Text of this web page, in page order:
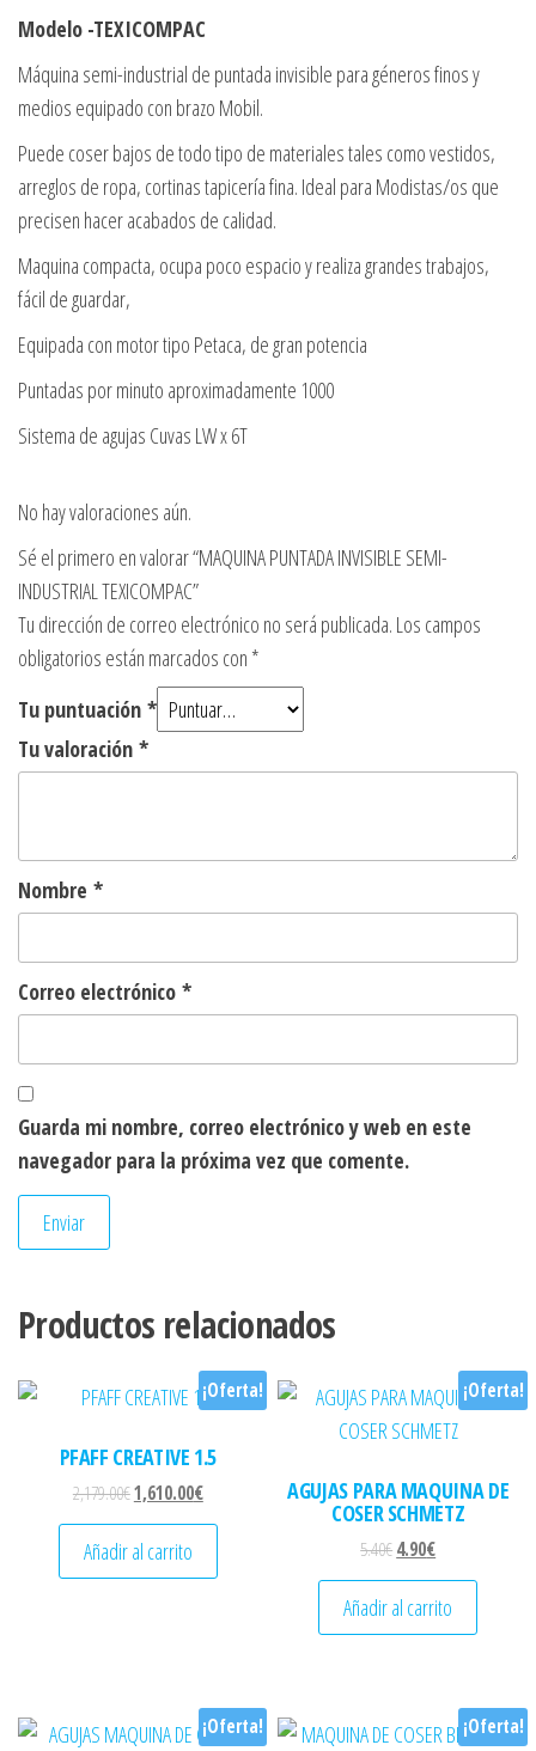
Modelo -TEXICOMPAC
Máquina semi-industrial de puntada invisible para géneros finos y
medios equipado con brazo Mobil.
Puede coser bajos de todo tipo de materiales tales como vestidos,
arreglos de ropa, cortinas tapicería fina. Ideal para Modistas/os que
precisen hacer acabados de calidad.
Maquina compacta, ocupa poco espacio y realiza grandes trabajos,
fácil de guardar,
Equipada con motor tipo Petaca, de gran potencia
Puntadas por minuto aproximadamente 1000
Sistema de agujas Cuvas LW x 6T
No hay valoraciones aún.
Sé el primero en valorar “MAQUINA PUNTADA INVISIBLE SEMI-
INDUSTRIAL TEXICOMPAC”
Tu dirección de correo electrónico no será publicada. Los campos
obligatorios están marcados con *
Tu puntuación *
Tu valoración *
Nombre *
Correo electrónico *
Guarda mi nombre, correo electrónico y web en este
navegador para la próxima vez que comente.
Productos relacionados
¡Oferta!
PFAFF CREATIVE 1.5
2,179.00€El precio original era: 2,179.00€.
1,610.00€El precio actual es: 1,610.00€.
Añadir al carrito
¡Oferta!
AGUJAS PARA MAQUINA DE
COSER SCHMETZ
5.40€El precio original era:
4.90€El precio actual
Añadir al carrito
¡Oferta! ¡Oferta!